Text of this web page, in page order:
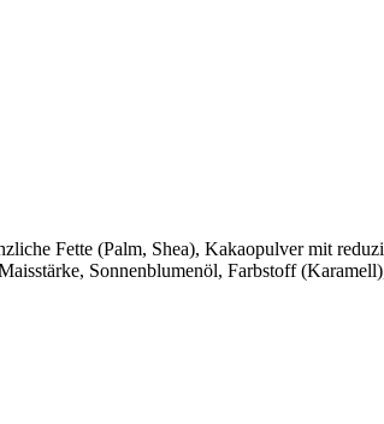
Fette (Palm, Shea), Kakaopulver mit
Sonnenblumenöl, Farbstoff